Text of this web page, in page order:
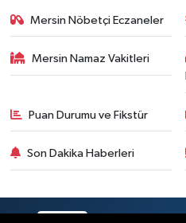
Mersin Nöbetçi Eczaneler
Mersin Namaz Vakitleri
Puan Durumu ve Fikstür
Son Dakika Haberleri